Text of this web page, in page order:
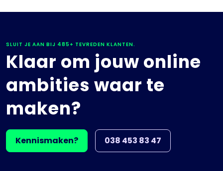
SLUIT JE AAN BIJ 485+ TEVREDEN KLANTEN.
Klaar om jouw online
ambities waar te
maken?
Kennismaken? 038 453 83 47